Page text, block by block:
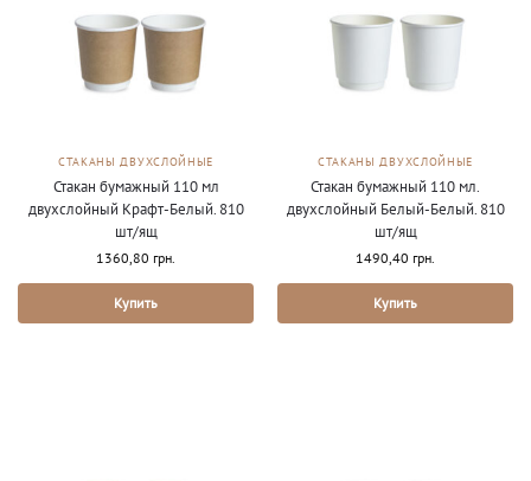
СТАКАНЫ ДВУХСЛОЙНЫЕ
Стакан бумажный 110 мл
двухслойный Крафт-Белый. 810
шт/ящ
1360,80 грн.
Купить
СТАКАНЫ ДВУХСЛОЙНЫЕ
Стакан бумажный 110 мл.
двухслойный Белый-Белый. 810
шт/ящ
1490,40 грн.
Купить